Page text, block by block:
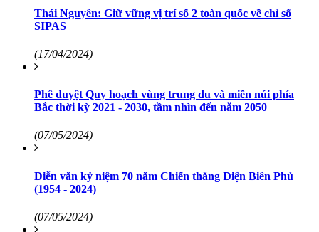
Thái Nguyên: Giữ vững vị trí số 2 toàn quốc về chỉ số
SIPAS
(17/04/2024)
Phê duyệt Quy hoạch vùng trung du và miền núi phía
Bắc thời kỳ 2021 - 2030, tầm nhìn đến năm 2050
(07/05/2024)
Diễn văn kỷ niệm 70 năm Chiến thắng Điện Biên Phủ
(1954 - 2024)
(07/05/2024)